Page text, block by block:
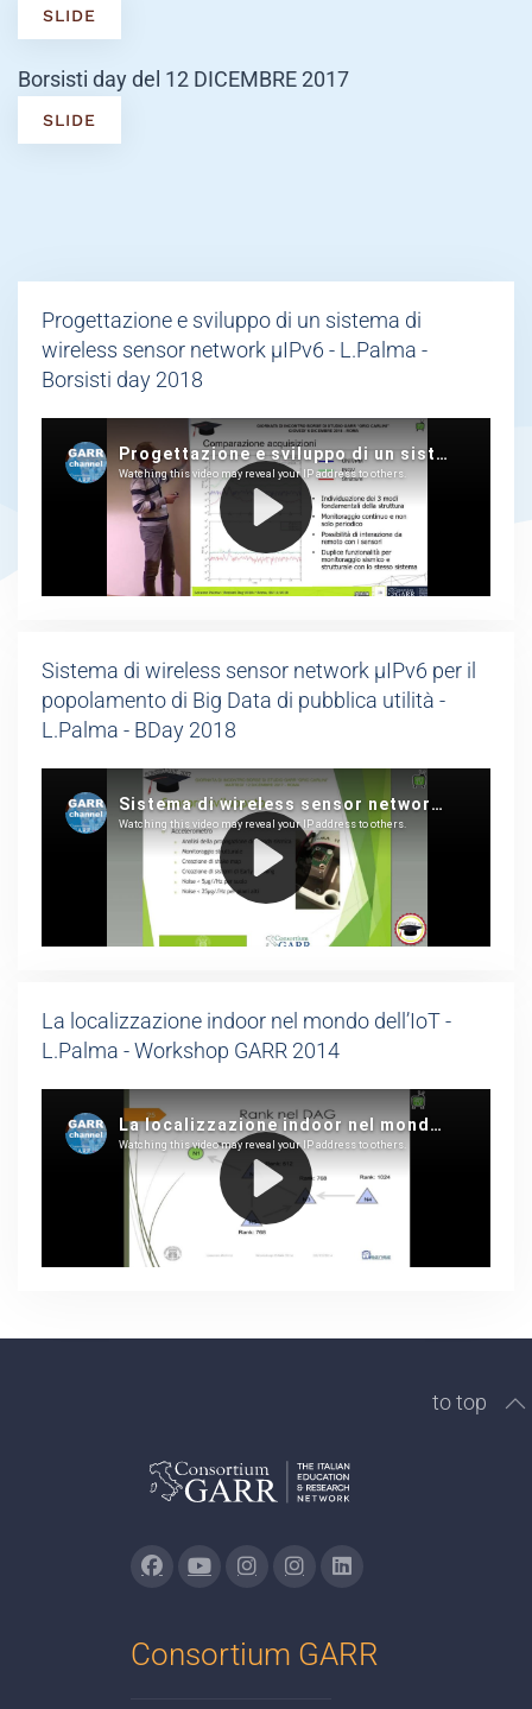
SLIDE
Borsisti day del 12 DICEMBRE 2017
SLIDE
Progettazione e sviluppo di un sistema di
wireless sensor network μIPv6 - L.Palma -
Borsisti day 2018
Sistema di wireless sensor network μIPv6 per il
popolamento di Big Data di pubblica utilità -
L.Palma - BDay 2018
La localizzazione indoor nel mondo dell’IoT -
L.Palma - Workshop GARR 2014
to top
Consortium GARR